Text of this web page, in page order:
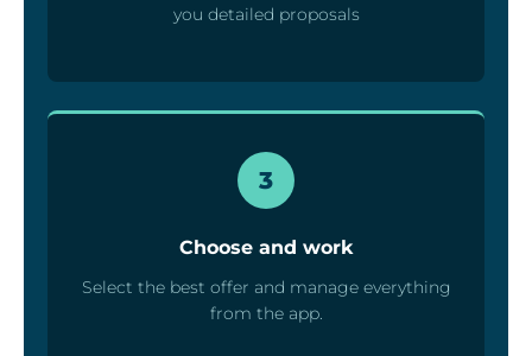
you detailed proposals
3
Choose and work
Select the best offer and manage everything
from the app.